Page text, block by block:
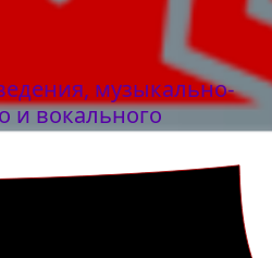
музыкально-
и вокального